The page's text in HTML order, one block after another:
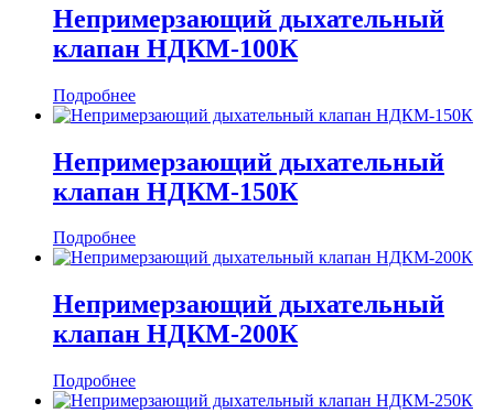
Непримерзающий дыхательный
клапан НДКМ-100К
Подробнее
Непримерзающий дыхательный
клапан НДКМ-150К
Подробнее
Непримерзающий дыхательный
клапан НДКМ-200К
Подробнее